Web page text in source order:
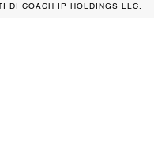
DI COACH IP HOLDINGS LLC.